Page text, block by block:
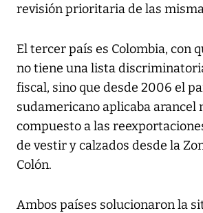
revisión prioritaria de las
El tercer país es Colombia, con
no tiene una lista
fiscal, sino que desde 2006 el
sudamericano aplicaba arancel
compuesto a las
de vestir y calzados desde la
Colón.
Ambos países solucionaron la